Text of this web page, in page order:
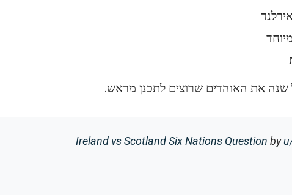
שנה את האוהדים שרוצים לתכנן מראש.
Ireland vs Scotland Six Nations Question by